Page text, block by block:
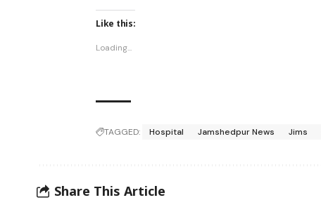
Like this:
Loading...
TAGGED: Hospital Jamshedpur News Jims
Share This Article